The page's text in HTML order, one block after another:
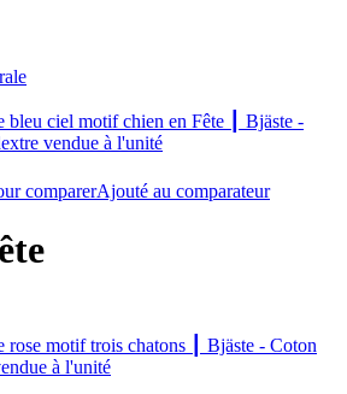
comparerAjouté au comparateur